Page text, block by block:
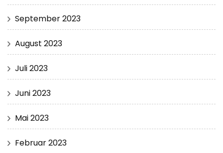
September 2023
August 2023
Juli 2023
Juni 2023
Mai 2023
Februar 2023